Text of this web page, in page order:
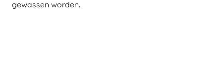
gewassen worden.